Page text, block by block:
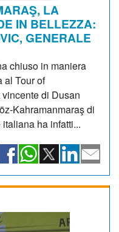
LA
IN BELLEZZA:
GENERALE
chiuso in maniera
al Tour of
di Dusan
Kahramanmaraş di
ha infatti...